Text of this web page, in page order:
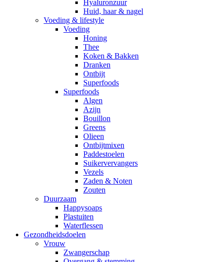
Hyaluronzuur
Huid, haar & nagel
Voeding & lifestyle
Voeding
Honing
Thee
Koken & Bakken
Dranken
Ontbijt
Superfoods
Superfoods
Algen
Azijn
Bouillon
Greens
Olieen
Ontbijtmixen
Paddestoelen
Suikervervangers
Vezels
Zaden & Noten
Zouten
Duurzaam
Happysoaps
Plastuiten
Waterflessen
Gezondheidsdoelen
Vrouw
Zwangerschap